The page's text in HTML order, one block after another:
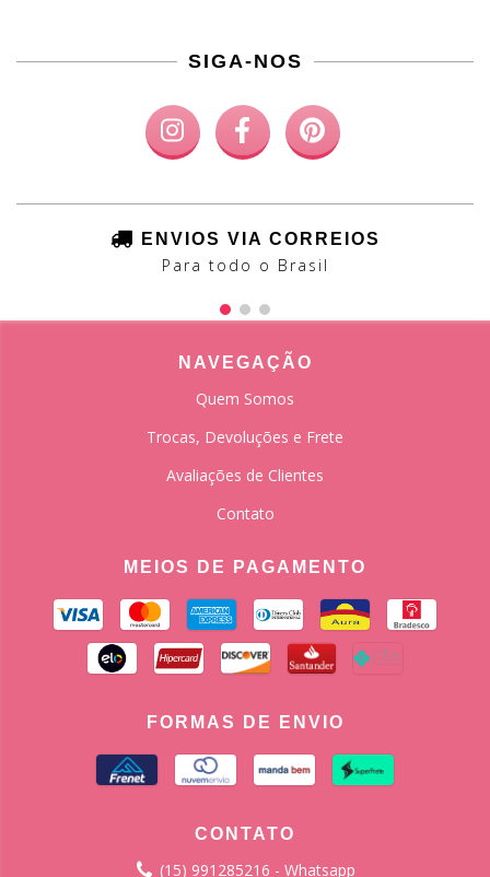
SIGA-NOS
ENVIOS VIA CORREIOS
Para todo o Brasil
NAVEGAÇÃO
Quem Somos
Trocas, Devoluções e Frete
Avaliações de Clientes
Contato
MEIOS DE PAGAMENTO
FORMAS DE ENVIO
CONTATO
(15) 991285216 - Whatsapp